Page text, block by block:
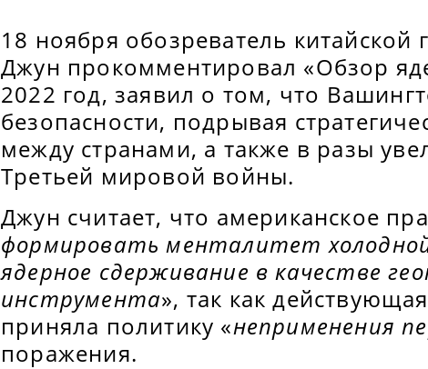
18 ноября обозреватель китайской
Джун прокомментировал «Обзор
2022 год, заявил о том, что
безопасности, подрывая
между странами, а также в разы
Третьей мировой войны.
Джун считает, что американское
формировать менталитет
ядерное сдерживание в качестве
инструмента», так как
приняла политику «неприменения
поражения.